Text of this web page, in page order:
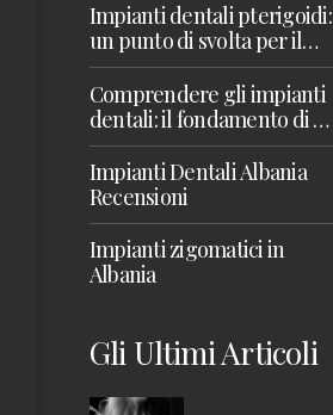
Impianti dentali pterigoidi:
un punto di svolta per il
restauro della mascella
superiore
Comprendere gli impianti
dentali: il fondamento di un
sorriso sano
Impianti Dentali Albania
Recensioni
Impianti zigomatici in
Albania
Gli Ultimi Articoli